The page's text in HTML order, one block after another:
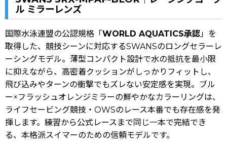
ル ミラーレンズ
国際水泳連盟の公認規格「 WORLD AQUATICS承認」を
取得した、競技シーンに対応するSWANSのロングセラーレ
ーシングモデル。薄型コンパクト設計で水の抵抗を最小限
に抑えながら、高密着クッションがしっかりフィットし、
飛び込みやターンの衝撃でもズレない安定感を実現。ブル
ー×フラッシュオレンジミラーの鮮やかなカラーリングは、
ライフセービング競技・OWSのレース本番でも存在感を発
揮します。練習から公式レースまで同じ一本で完結でき
る、本格派スイマーのための信頼モデルです。